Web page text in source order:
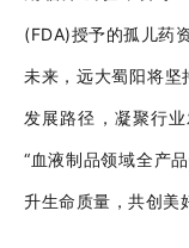
(FDA)授予的孤儿药
未来，远大蜀阳将坚
发展路径，凝聚行
“血液制品领域全产
升生命质量，共创美